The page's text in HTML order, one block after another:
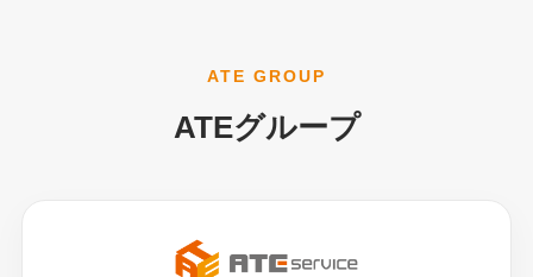
ATE GROUP
ATEグループ